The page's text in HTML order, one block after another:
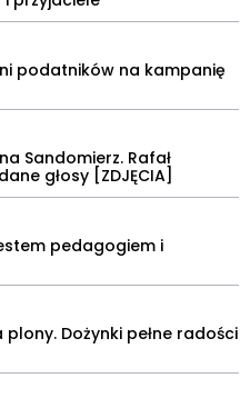
podatników na kampanię
Sandomierz. Rafał
głosy [ZDJĘCIA]
pedagogiem i
Dożynki pełne radości